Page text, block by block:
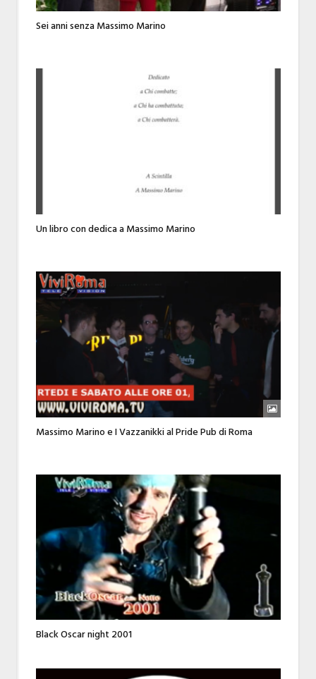
Sei anni senza Massimo Marino
Un libro con dedica a Massimo Marino
Massimo Marino e I Vazzanikki al Pride Pub di Roma
Black Oscar night 2001